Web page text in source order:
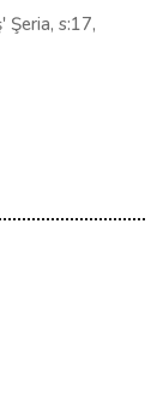
s:17,